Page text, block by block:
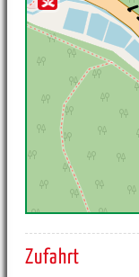
Zufahrt